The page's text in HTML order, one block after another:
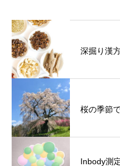
深掘り漢
桜の季節
Inbody測